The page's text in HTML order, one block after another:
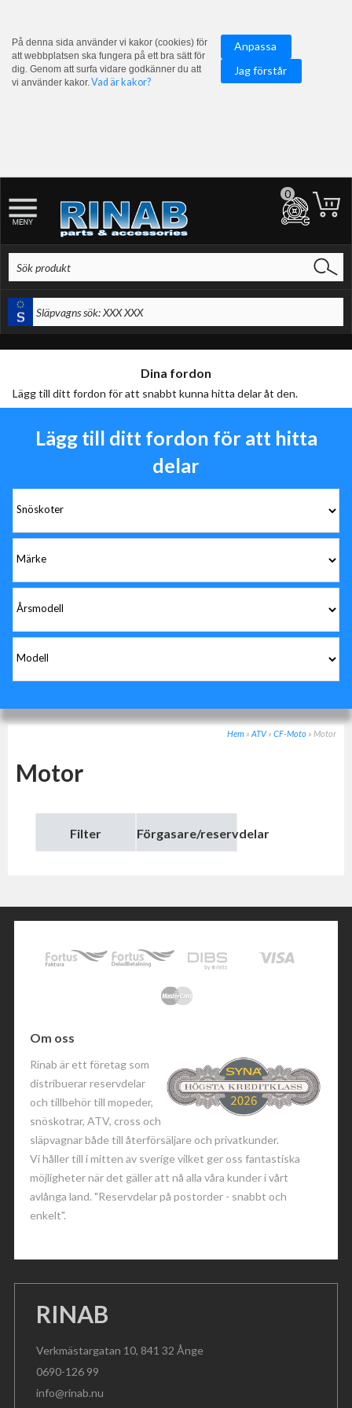
På denna sida använder vi kakor (cookies) för
att webbplatsen ska fungera på ett bra sätt för
dig. Genom att surfa vidare godkänner du att
vi använder kakor.Vad är kakor?
Anpassa
Jag förstår
0
Dina fordon
Lägg till ditt fordon för att snabbt kunna hitta delar åt den.
Lägg till ditt fordon för att hitta
delar
Hem » ATV» CF-Moto » Motor
Motor
Filter Förgasare/reservdelar
Om oss
Rinab är ett företag som
distribuerar reservdelar
och tillbehör till mopeder,
snöskotrar, ATV, cross och
släpvagnar både till återförsäljare och privatkunder.
Vi håller till i mitten av sverige vilket ger oss fantastiska
möjligheter när det gäller att nå alla våra kunder i vårt
avlånga land. "Reservdelar på postorder - snabbt och
enkelt".
RINAB
Verkmästargatan 10, 841 32 Ånge
0690-126 99
info@rinab.nu